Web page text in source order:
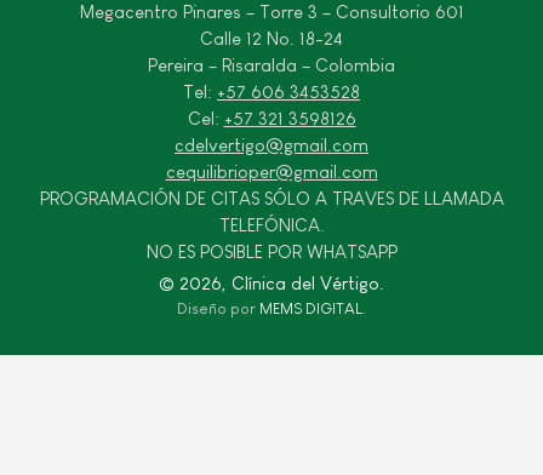
Megacentro Pinares – Torre 3 – Consultorio 601
Calle 12 No. 18-24
Pereira – Risaralda – Colombia
Tel: +57 606 3453528
Cel: +57 321 3598126
cdelvertigo@gmail.com
cequilibrioper@gmail.com
PROGRAMACIÓN DE CITAS SÓLO A TRAVES DE LLAMADA
TELEFÓNICA.
NO ES POSIBLE POR WHATSAPP
© 2026, Clínica del Vértigo.
Diseño por MEMS DIGITAL